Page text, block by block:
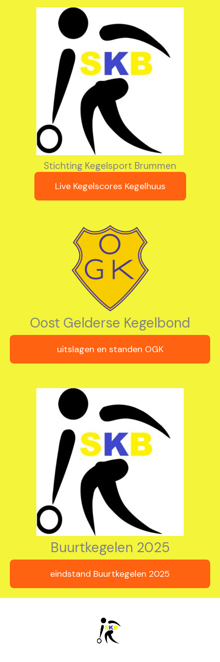
Stichting Kegelsport Brummen
Live Kegelscores Kegelhuus
Oost Gelderse Kegelbond
uitslagen en standen OGK
Buurtkegelen 2025
eindstand Buurtkegelen 2025